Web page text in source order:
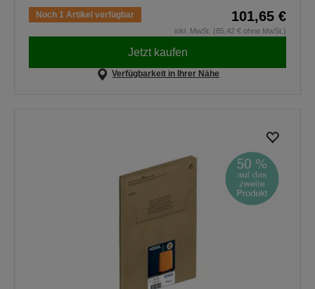
Noch 1 Artikel verfügbar 101,65 €
inkl. MwSt. (85,42 € ohne MwSt.)
Jetzt kaufen
Verfügbarkeit in Ihrer Nähe